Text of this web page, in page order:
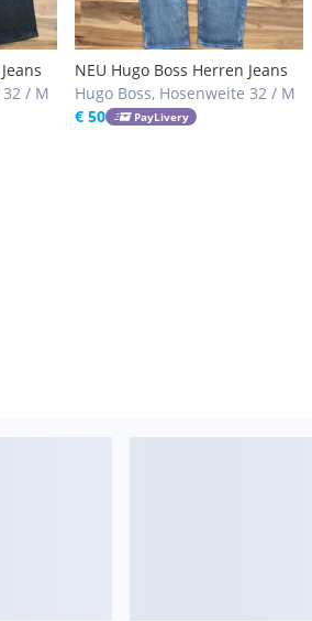
/ M
NEU Hugo Boss Herren Jeans
Hugo Boss, Hosenweite 32 / M
€ 50
PayLivery